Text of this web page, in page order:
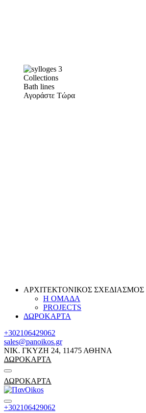
Collections
Bath lines
Αγοράστε Τώρα
ΑΡΧΙΤΕΚΤΟΝΙΚΟΣ ΣΧΕΔΙΑΣΜΟΣ
Η ΟΜΑΔΑ
PROJECTS
ΔΩΡΟΚΑΡΤΑ
+302106429062
sales@panoikos.gr
ΝΙΚ. ΓΚΥΖΗ 24, 11475 ΑΘΗΝΑ
ΔΩΡΟΚΑΡΤΑ
ΔΩΡΟΚΑΡΤΑ
+302106429062